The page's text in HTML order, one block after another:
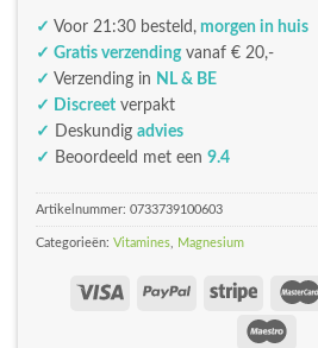
✓ Voor 21:30 besteld, morgen in huis
✓ Gratis verzendingvanaf € 20,-
✓ Verzending in NL & BE
✓ Discreet verpakt
✓
Deskundig advies
✓ Beoordeeld met een 9.4
Artikelnummer: 0733739100603
Categorieën: Vitamines Magnesium